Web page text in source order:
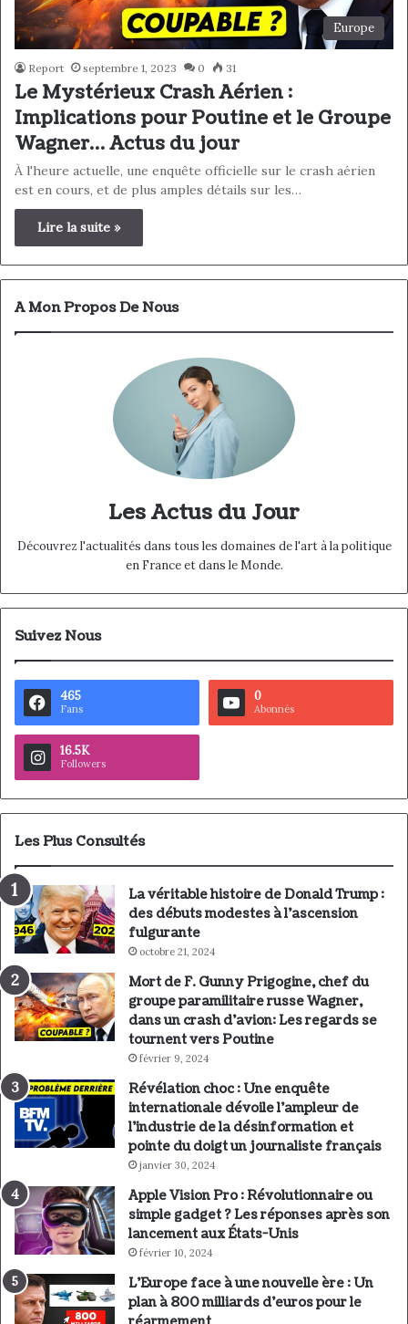
Europe
Report septembre 1, 2023 0 31
Le Mystérieux Crash Aérien :
Implications pour Poutine et le Groupe
Wagner… Actus du jour
À l'heure actuelle, une enquête officielle sur le crash aérien
est en cours, et de plus amples détails sur les…
Lire la suite »
A Mon Propos De Nous
Les Actus du Jour
Découvrez l'actualités dans tous les domaines de l'art à la politique
en France et dans le Monde.
Suivez Nous
465
Fans
0
Abonnés
16.5K
Followers
Les Plus Consultés
La véritable histoire de Donald Trump :
des débuts modestes à l’ascension
fulgurante
octobre 21, 2024
Mort de F. Gunny Prigogine, chef du
groupe paramilitaire russe Wagner,
dans un crash d’avion: Les regards se
tournent vers Poutine
février 9, 2024
Révélation choc : Une enquête
internationale dévoile l’ampleur de
l’industrie de la désinformation et
pointe du doigt un journaliste français
janvier 30, 2024
Apple Vision Pro : Révolutionnaire ou
simple gadget ? Les réponses après son
lancement aux États-Unis
février 10, 2024
L’Europe face à une nouvelle ère : Un
plan à 800 milliards d’euros pour le